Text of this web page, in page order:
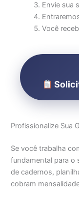
Envie sua
Você
Profissionalize Sua
Se você trabalha
fundamental para o
de cadernos,
cobram